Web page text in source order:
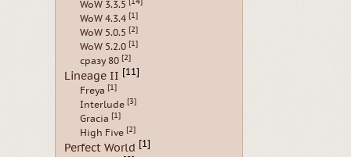
WoW 3.3.5
WoW 4.3.4 [1]
WoW 5.0.5 [2]
WoW 5.2.0 [1]
сразу 80 [2]
Lineage II [11]
Freya [1]
Interlude [3]
Gracia [1]
High Five [2]
Perfect World [1]